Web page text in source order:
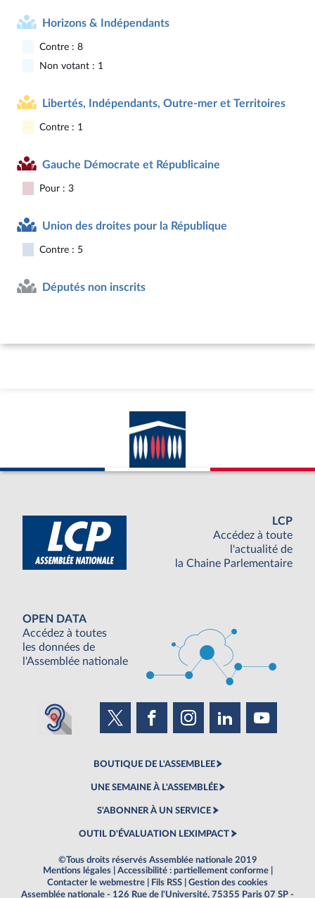
Horizons & Indépendants
Contre : 8
Non votant : 1
Libertés, Indépendants, Outre-mer et Territoires
Contre : 1
Gauche Démocrate et Républicaine
Pour : 3
Union des droites pour la République
Contre : 5
Députés non inscrits
LCP
Accédez à toute
l'actualité de
la Chaine Parlementaire
OPEN DATA
Accédez à toutes
les données de
l'Assemblée nationale
BOUTIQUE DE L'ASSEMBLEE
UNE SEMAINE À L'ASSEMBLÉE
S'ABONNER À UN SERVICE
OUTIL D'ÉVALUATION LEXIMPACT
©Tous droits réservés Assemblée nationale 2019
Mentions légales
Accessibilité : partiellement conforme
Contacter le webmestre
Fils RSS
Gestion des cookies
Assemblée nationale - 126 Rue de l'Université, 75355 Paris 07 SP -